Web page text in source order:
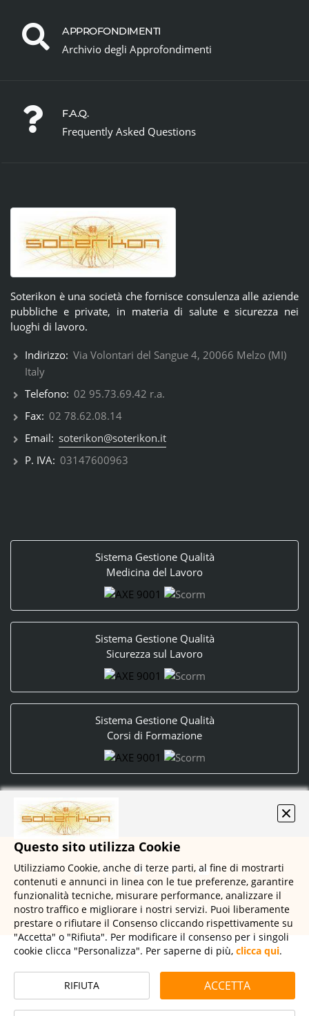
APPROFONDIMENTI
Archivio degli Approfondimenti
F.A.Q.
Frequently Asked Questions
Soterikon è una società che fornisce consulenza alle aziende
pubbliche e private, in materia di salute e sicurezza nei
luoghi di lavoro.
Indirizzo: Via Volontari del Sangue 4, 20066 Melzo (MI)
Italy
Telefono: 02 95.73.69.42 r.a.
Fax: 02 78.62.08.14
Email: soterikon@soterikon.it
P. IVA: 03147600963
Sistema Gestione Qualità
Medicina del Lavoro
Sistema Gestione Qualità
Sicurezza sul Lavoro
Sistema Gestione Qualità
Corsi di Formazione
Copyright © 2020 by Soterikon S.r.l. - All rights reserved -
Realizzato conDynDevice LMS
Questo sito utilizza Cookie
Utilizziamo Cookie, anche di terze parti, al fine di mostrarti
contenuti e annunci in linea con le tue preferenze, garantire
funzionalità tecniche, misurare performance, analizzare il
nostro traffico e migliorare i nostri servizi. Puoi liberamente
prestare o rifiutare il Consenso cliccando rispettivamente su
"Accetta" o "Rifiuta". Per modificare il consenso per i singoli
cookie clicca "Personalizza". Per saperne di più, clicca qui.
RIFIUTA ACCETTA